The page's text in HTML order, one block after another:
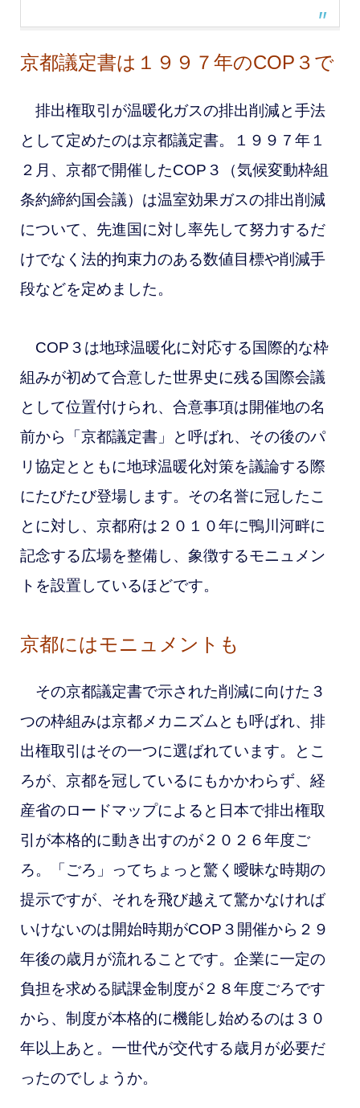
京都議定書は１９９７年のCOP３で
排出権取引が温暖化ガスの排出削減と手法
として定めたのは京都議定書。１９９７年１
２月、京都で開催したCOP３（気候変動枠組
条約締約国会議）は温室効果ガスの排出削減
について、先進国に対し率先して努力するだ
けでなく法的拘束力のある数値目標や削減手
段などを定めました。
COP３は地球温暖化に対応する国際的な枠
組みが初めて合意した世界史に残る国際会議
として位置付けられ、合意事項は開催地の名
前から「京都議定書」と呼ばれ、その後のパ
リ協定とともに地球温暖化対策を議論する際
にたびたび登場します。その名誉に冠したこ
とに対し、京都府は２０１０年に鴨川河畔に
記念する広場を整備し、象徴するモニュメン
トを設置しているほどです。
京都にはモニュメントも
その京都議定書で示された削減に向けた３
つの枠組みは京都メカニズムとも呼ばれ、排
出権取引はその一つに選ばれています。とこ
ろが、京都を冠しているにもかかわらず、経
産省のロードマップによると日本で排出権取
引が本格的に動き出すのが２０２６年度ご
ろ。「ごろ」ってちょっと驚く曖昧な時期の
提示ですが、それを飛び越えて驚かなければ
いけないのは開始時期がCOP３開催から２９
年後の歳月が流れることです。企業に一定の
負担を求める賦課金制度が２８年度ごろです
から、制度が本格的に機能し始めるのは３０
年以上あと。一世代が交代する歳月が必要だ
ったのでしょうか。